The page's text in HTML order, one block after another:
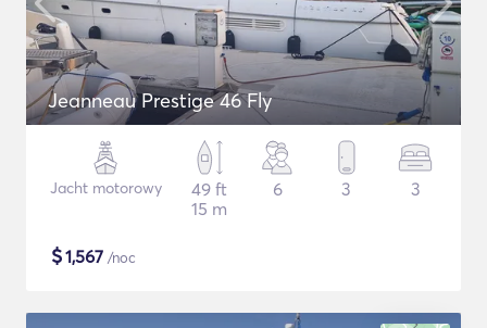
Jeanneau Prestige 46 Fly
Jacht motorowy
49 ft
15 m
6 3 3
$1,567 /noc